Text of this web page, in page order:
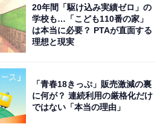
20年間「駆け込み実績ゼロ」の
学校も…「こども110番の家」
は本当に必要？ PTAが直面する
理想と現実
「青春18きっぷ」販売激減の裏
に何が？ 連続利用の厳格化だけ
ではない「本当の理由」